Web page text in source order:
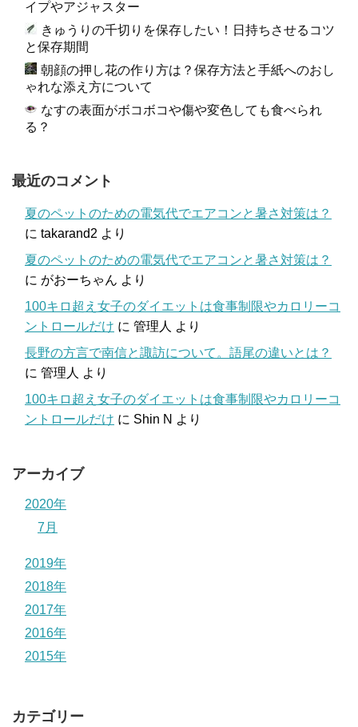
イプやアジャスター
きゅうりの千切りを保存したい！日持ちさせるコツ
と保存期間
朝顔の押し花の作り方は？保存方法と手紙へのおし
ゃれな添え方について
なすの表面がボコボコや傷や変色しても食べられ
る？
最近のコメント
夏のペットのための電気代でエアコンと暑さ対策は？
に takarand2 より
夏のペットのための電気代でエアコンと暑さ対策は？
に がおーちゃん より
100キロ超え女子のダイエットは食事制限やカロリーコ
ントロールだけ に 管理人 より
長野の方言で南信と諏訪について。語尾の違いとは？
に 管理人 より
100キロ超え女子のダイエットは食事制限やカロリーコ
ントロールだけ に Shin N より
アーカイブ
2020年
7月
2019年
2018年
2017年
2016年
2015年
カテゴリー